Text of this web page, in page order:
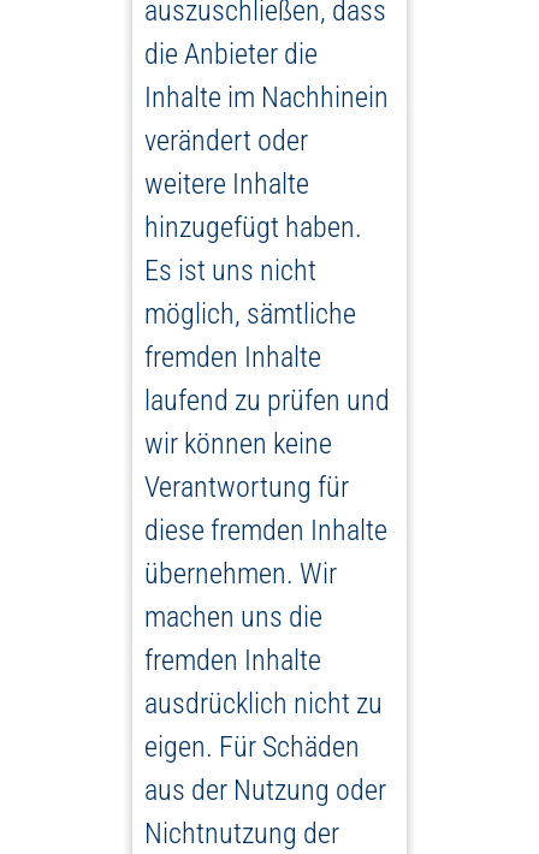
auszuschließen, dass
die Anbieter die
Inhalte im Nachhinein
verändert oder
weitere Inhalte
hinzugefügt haben.
Es ist uns nicht
möglich, sämtliche
fremden Inhalte
laufend zu prüfen und
wir können keine
Verantwortung für
diese fremden Inhalte
übernehmen. Wir
machen uns die
fremden Inhalte
ausdrücklich nicht zu
eigen. Für Schäden
aus der Nutzung oder
Nichtnutzung der